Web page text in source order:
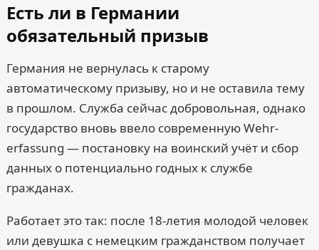
Есть ли в Германии
обязательный призыв
Германия не вернулась к старому
автоматическому призыву, но и не оставила тему
в прошлом. Служба сейчас добровольная, однако
государство вновь ввело современную Wehr­
erfassung — постановку на воинский учёт и сбор
данных о потенциально годных к службе
гражданах.
Работает это так: после 18-летия молодой человек
или девушка с немецким гражданством получает